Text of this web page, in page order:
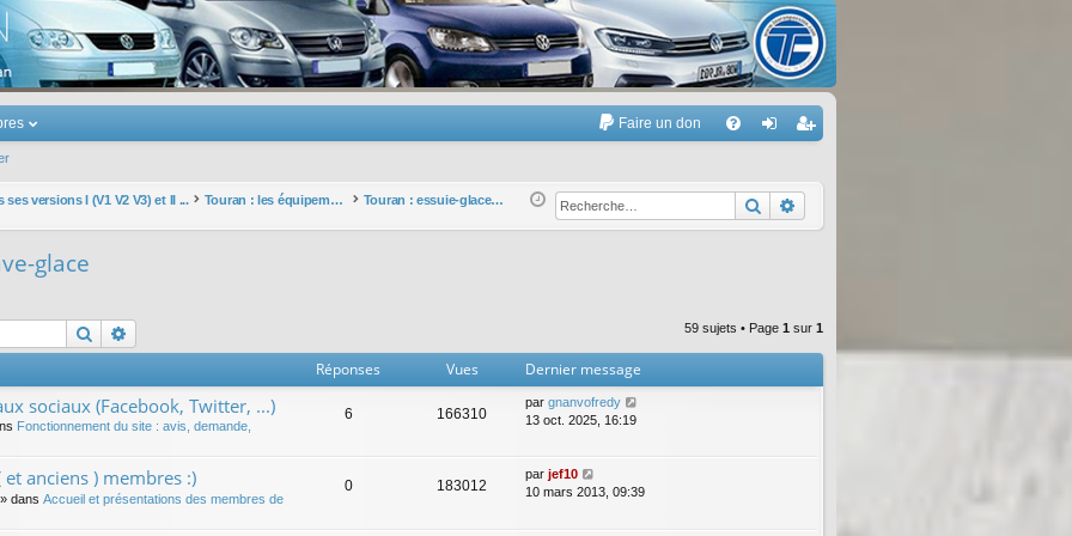
Touran
Faire un don
Q ne
xi
nr
eg
r
versions I (V1 V2 V3) et II ... Touran : les équipements électriques et électroniques Touran : essuie-glaces et lave-glace Rechercher
glace
Rechercher 59 sujets • Page 1 sur 1
Réponses Vues Dernier message
sociaux (Facebook, Twitter, ...)
Fonctionnement du site : avis, demande,
6 166310
par gnanvofredy
13 oct. 2025, 16:19
anciens ) membres :)
» dans Accueil et présentations des membres de
0 183012
par jef10
10 mars 2013, 09:39